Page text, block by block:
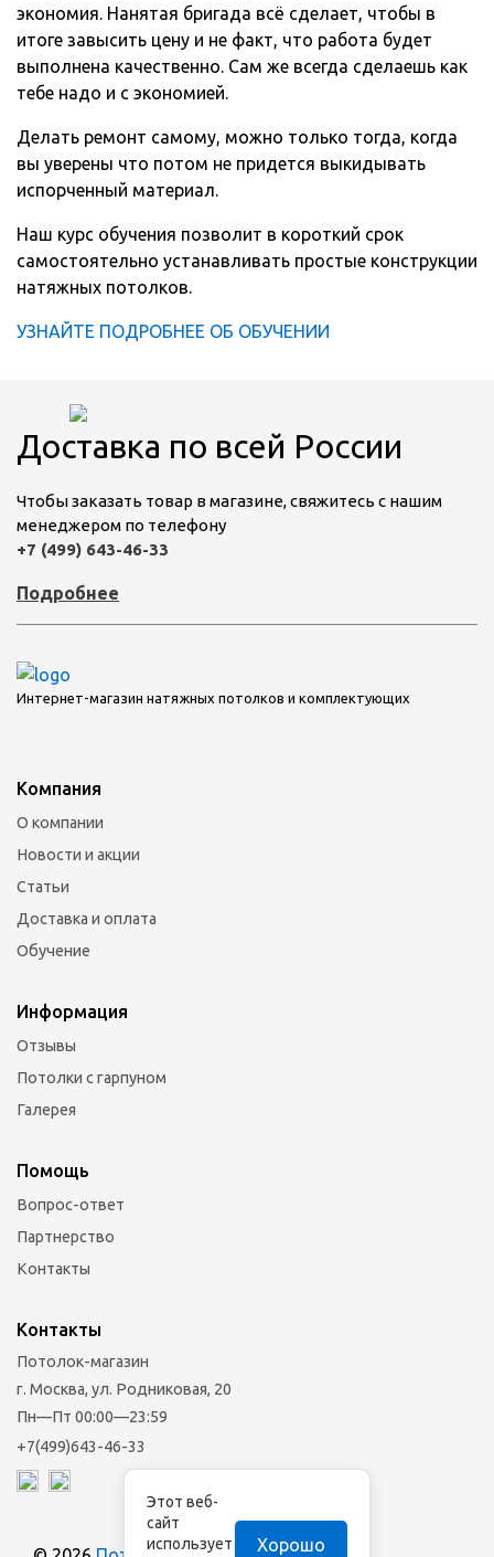
экономия. Нанятая бригада всё сделает, чтобы в
итоге завысить цену и не факт, что работа будет
выполнена качественно. Сам же всегда сделаешь как
тебе надо и с экономией.
Делать ремонт самому, можно только тогда, когда
вы уверены что потом не придется выкидывать
испорченный материал.
Наш курс обучения позволит в короткий срок
самостоятельно устанавливать простые конструкции
натяжных потолков.
УЗНАЙТЕ ПОДРОБНЕЕ ОБ ОБУЧЕНИИ
Доставка по всей России
Чтобы заказать товар в магазине, свяжитесь с нашим
менеджером по телефону
+7 (499) 643-46-33
Подробнее
Интернет-магазин натяжных потолков и комплектующих
Компания
О компании
Новости и акции
Статьи
Доставка и оплата
Обучение
Информация
Отзывы
Потолки с гарпуном
Галерея
Помощь
Вопрос-ответ
Партнерство
Контакты
Контакты
Потолок-магазин
г. Москва, ул. Родниковая, 20
Пн—Пт 00:00—23:59
+7(499)643-46-33
Этот веб-
сайт
использует
Хорошо